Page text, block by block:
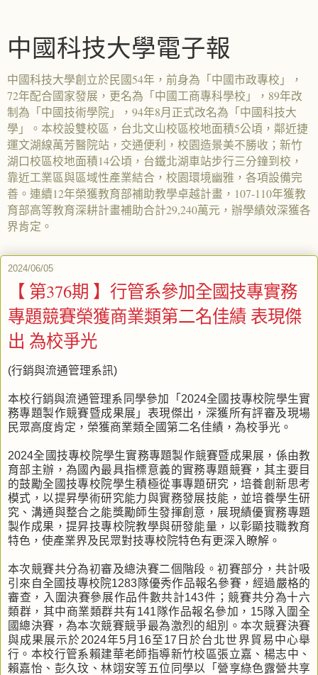
中國科技大學電子報
中國科技大學創立於民國54年，前身為「中國市政專校」，
72年配合國家發展，更名為「中國工商專科學校」，89年改
制為「中國技術學院」，94年8月正式改名為「中國科技大
學」。本校設雙校區，台北文山校區校地面積5公頃，鄰近捷
運文湖線萬芳醫院站，交通便利，校園造景美不勝收；新竹
湖口校區校地面積14公頃，台鐵北湖車站步行三分鐘到校，
靠近工業區與區域性產業結合，校園環境幽雅，各項設備完
善。連續12年榮獲教育部補助教學卓越計畫，107-110年獲教
育部高等教育深耕計畫補助合計29,240萬元，辦學績效深獲各
界肯定。
2024/06/05
【 第376期 】行管系參加全國技專實務
專題競賽榮獲商業類第二名佳績 表現傑
出 為校爭光
(行銷與流通管理系訊)
本校行銷與流通管理系同學參加「2024全國技專校院學生實
務專題製作競賽暨成果展」表現傑出，深獲所有評審及現場
民眾高度肯定，榮獲商業類全國第二名佳績，為校爭光。
2024全國技專校院學生實務專題製作競賽暨成果展，係由教
育部主辦，為國內最具指標意義的實務專題競賽，其主要目
的鼓勵全國技專校院學生積極從事專題研究，培養創新思考
模式，以提昇學術研究能力與實務發展技能，並培養學生研
究、溝通與整合之能獎勵師生發揮創意，展現績優實務專題
製作成果，提昇技專校院教學與研發能量，以彰顯技職教育
特色，使產業界及民眾對技專校院特色有更深入瞭解。
本次競賽共分為初審及總決賽二個階段。初賽部分，共計吸
引來自全國技專校院1283隊優秀作品報名參賽，經過嚴格的
審查，入圍決賽參展作品件數共計143件；競賽共分為十六
類群，其中商業類群共有141隊作品報名參加，15隊入圍全
國總決賽，為本次競賽競爭最為激烈的組別。本次競賽決賽
與成果展示於2024年5月16至17日於台北世界貿易中心舉
行。本校行管系賴建華老師指導新竹校區張立嘉、楊志中、
賴嘉怡、彭久玟、林翊安等五位同學以「營享綠色露營共享